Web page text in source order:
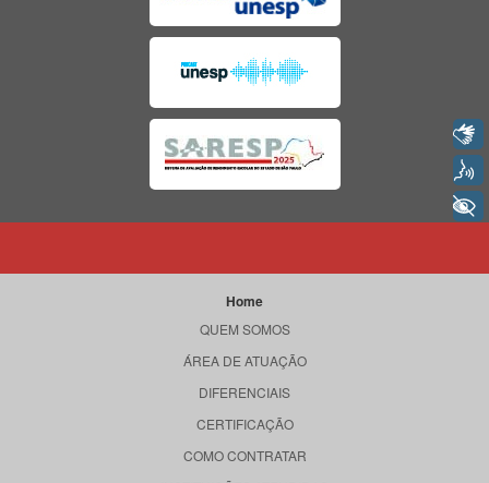
Home
QUEM SOMOS
ÁREA DE ATUAÇÃO
DIFERENCIAIS
CERTIFICAÇÃO
COMO CONTRATAR